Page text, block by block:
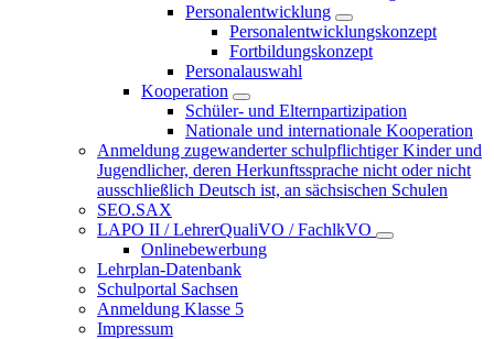
Personalentwicklung
Personalentwicklungskonzept
Fortbildungskonzept
Personalauswahl
Kooperation
Schüler- und Elternpartizipation
Nationale und internationale Kooperation
Anmeldung zugewanderter schulpflichtiger Kinder und
Jugendlicher, deren Herkunftssprache nicht oder nicht
ausschließlich Deutsch ist, an sächsischen Schulen
SEO.SAX
LAPO II / LehrerQualiVO / FachlkVO
Onlinebewerbung
Lehrplan-Datenbank
Schulportal Sachsen
Anmeldung Klasse 5
Impressum